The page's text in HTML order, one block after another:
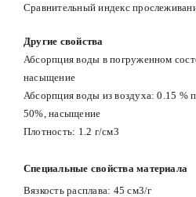
Сравнительный индекс
Другие свойства
Абсорпция воды в погруженном
насыщение
Абсорпция воды из воздуха: 0.15 %
50%, насыщение
Плотность: 1.2 г/см3
Специальные свойства материала
Вязкость расплава: 45 см3/г